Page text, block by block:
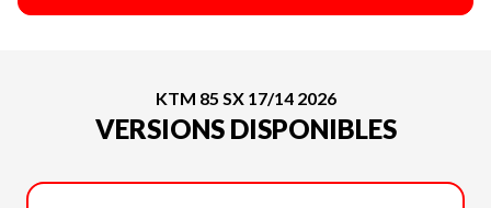
KTM 85 SX 17/14 2026
VERSIONS DISPONIBLES